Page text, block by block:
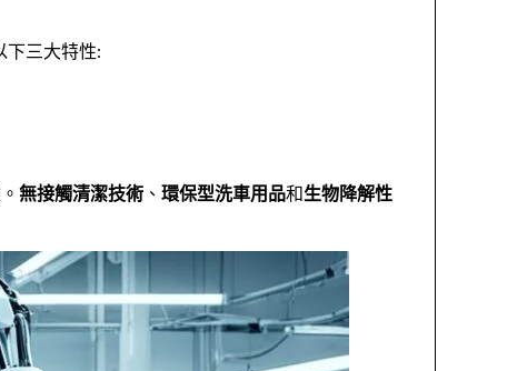
下三大特性:
無接觸清潔技術 、 環保型洗車用品和生物降解性